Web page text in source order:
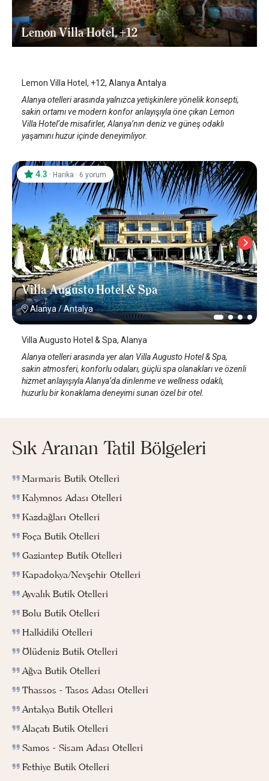
Lemon Villa Hotel, +12
Lemon Villa Hotel, +12, Alanya Antalya
Alanya otelleri arasında yalnızca yetişkinlere yönelik konsepti,
sakin ortamı ve modern konfor anlayışıyla öne çıkan Lemon
Villa Hotel’de misafirler, Alanya’nın deniz ve güneş odaklı
yaşamını huzur içinde deneyimliyor.
Villa Augusto Hotel & Spa
Alanya /Antalya
4.3 · Harika · 6 yorum
Villa Augusto Hotel & Spa, Alanya
Alanya otelleri arasında yer alan Villa Augusto Hotel & Spa,
sakin atmosferi, konforlu odaları, güçlü spa olanakları ve özenli
hizmet anlayışıyla Alanya’da dinlenme ve wellness odaklı,
huzurlu bir konaklama deneyimi sunan özel bir otel.
Sık Aranan Tatil Bölgeleri
Marmaris Butik Otelleri
Kalymnos Adası Otelleri
Kazdağları Otelleri
Foça Butik Otelleri
Gaziantep Butik Otelleri
Kapadokya/Nevşehir Otelleri
Ayvalık Butik Otelleri
Bolu Butik Otelleri
Halkidiki Otelleri
Ölüdeniz Butik Otelleri
Ağva Butik Otelleri
Thassos - Tasos Adası Otelleri
Antakya Butik Otelleri
Alaçatı Butik Otelleri
Samos - Sisam Adası Otelleri
Fethiye Butik Otelleri